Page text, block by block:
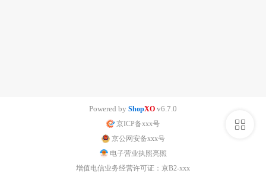
Powered by ShopXO v6.7.0
京ICP备xxx号
京公网安备xxx号
电子营业执照亮照
增值电信业务经营许可证：京B2-xxx